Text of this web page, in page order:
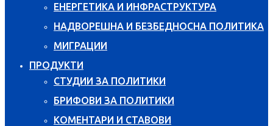
ЕНЕРГЕТИКА И ИНФРАСТРУКТУРА
НАДВОРЕШНА И БЕЗБЕДНОСНА ПОЛИТИКА
МИГРАЦИИ
ПРОДУКТИ
СТУДИИ ЗА ПОЛИТИКИ
БРИФОВИ ЗА ПОЛИТИКИ
КОМЕНТАРИ И СТАВОВИ